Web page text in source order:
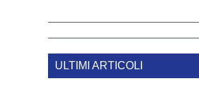
ULTIMI ARTICOLI